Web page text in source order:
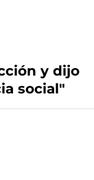
y dijo
social"